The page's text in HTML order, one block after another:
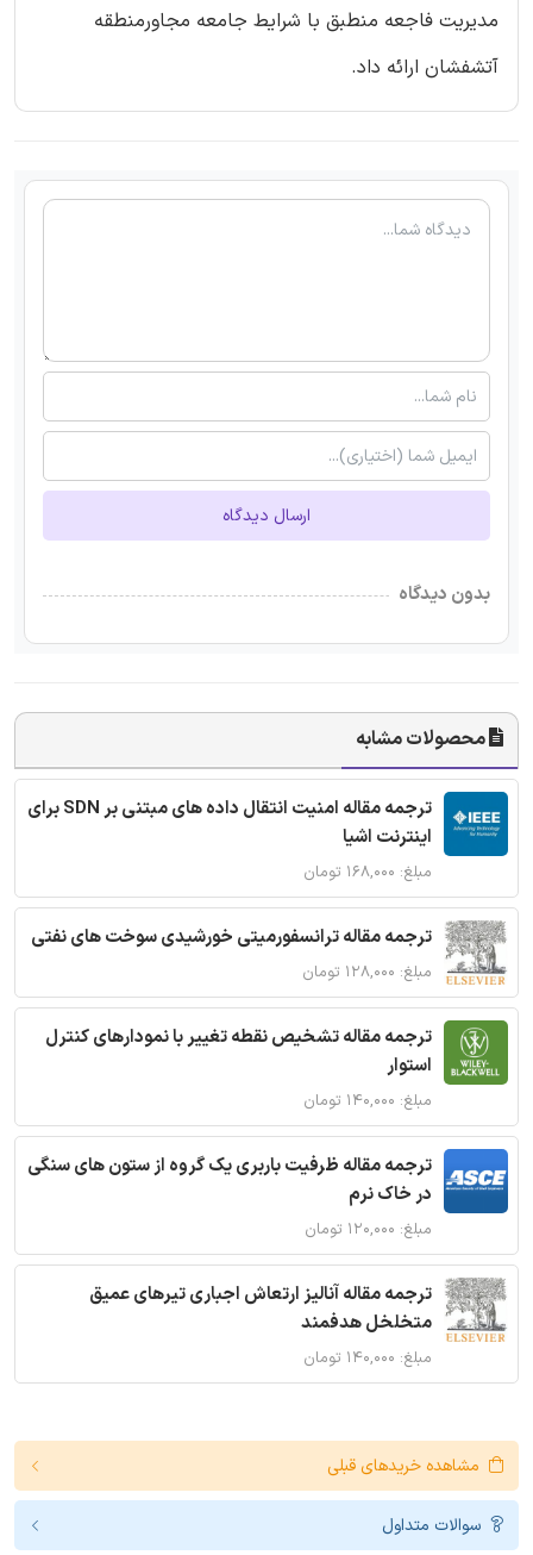
مدیریت فاجعه منطبق با شرایط جامعه مجاورمنطقه
آتشفشان ارائه داد.
ارسال دیدگاه
بدون دیدگاه
محصولات مشابه
ترجمه مقاله امنیت انتقال داده های مبتنی بر SDN برای
اینترنت اشیا
مبلغ: ۱۶۸,۰۰۰ تومان
ترجمه مقاله ترانسفورمیتی خورشیدی سوخت های نفتی
مبلغ: ۱۲۸,۰۰۰ تومان
ترجمه مقاله تشخیص نقطه تغییر با نمودارهای کنترل
استوار
مبلغ: ۱۴۰,۰۰۰ تومان
ترجمه مقاله ظرفیت باربری یک گروه از ستون های سنگی
در خاک نرم
مبلغ: ۱۲۰,۰۰۰ تومان
ترجمه مقاله آنالیز ارتعاش اجباری تیرهای عمیق
متخلخل هدفمند
مبلغ: ۱۴۰,۰۰۰ تومان
مشاهده خریدهای قبلی
سوالات متداول